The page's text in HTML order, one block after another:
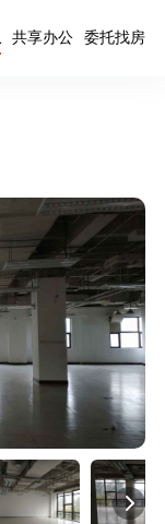
共享办公 委托找房